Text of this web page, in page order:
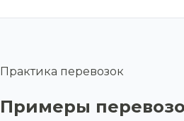
Практика перевозок
Примеры